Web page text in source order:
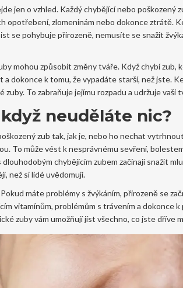
jen o vzhled. Každý chybějící nebo
opotřebení, zlomeninám nebo dokonce ztrátě.
se pohybuje přirozeně, nemusíte se snažit
mohou způsobit změny tváře. Když chybí zub,
a dokonce k tomu, že vypadáte starší, než jste.
zuby. To zabraňuje jejímu rozpadu a udržuje vaši
neuděláte nic?
zub tak, jak je, nebo ho nechat
To může vést k nesprávnému sevření,
chybějícím zubem začínají snažit
než si lidé uvědomují.
máte problémy s žvýkáním, přirozeně se
vitamínům, problémům s trávením a dokonce
zuby vám umožňují jíst všechno, co jste dříve